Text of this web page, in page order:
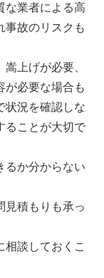
な業者による高
事故のリスクも
上げが必要、
が必要な場合も
状況を確認しな
ることが大切で
るか分からない
見積もりも承っ
相談しておくこ